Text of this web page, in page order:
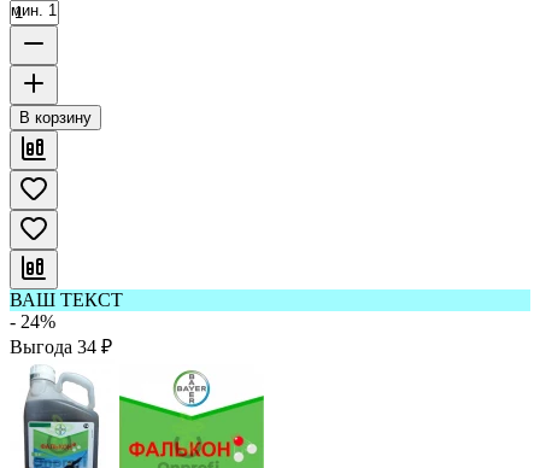
мин. 1
В корзину
ВАШ ТЕКСТ
- 24%
Выгода 34 ₽